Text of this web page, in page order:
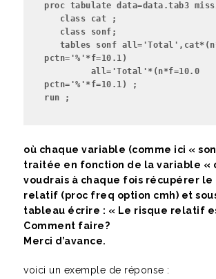
proc tabulate data=data.tab3
   class cat ;
   class sonf;
pctn='%'*f=10.1)
pctn='%'*f=10.1) ;
run ;
où chaque variable (comme ici «
traitée en fonction de la variable «
voudrais à chaque fois récupérer le
relatif (proc freq option cmh) et
tableau écrire : « Le risque relatif
Comment faire?
Merci d’avance.
voici un exemple de réponse :